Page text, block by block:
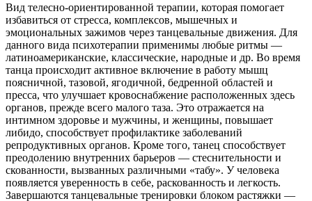
Вид телесно-ориентированной терапии, которая помогает
избавиться от стресса, комплексов, мышечных и
эмоциональных зажимов через танцевальные движения. Для
данного вида психотерапии применимы любые ритмы —
латиноамериканские, классические, народные и др. Во время
танца происходит активное включение в работу мышц
поясничной, тазовой, ягодичной, бедренной областей и
пресса, что улучшает кровоснабжение расположенных здесь
органов, прежде всего малого таза. Это отражается на
интимном здоровье и мужчины, и женщины, повышает
либидо, способствует профилактике заболеваний
репродуктивных органов. Кроме того, танец способствует
преодолению внутренних барьеров — стеснительности и
скованности, вызванных различными «табу». У человека
появляется уверенность в себе, раскованность и легкость.
Завершаются танцевальные тренировки блоком растяжки —